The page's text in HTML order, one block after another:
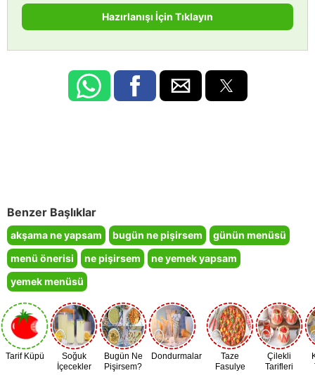
Hazırlanışı İçin Tıklayın
Benzer Başlıklar
akşama ne yapsam bugün ne pişirsem
günün menüsü
menü önerisi
ne pişirsem
ne yemek yapsam
yemek menüsü
Tarif Küpü
Soğuk
İçecekler
Bugün Ne
Pişirsem?
Dondurmalar
Taze
Fasulye
Çilekli
Tarifleri